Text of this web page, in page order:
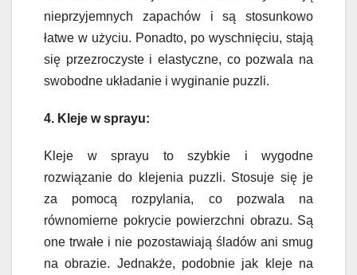
nieprzyjemnych zapachów i są stosunkowo
łatwe w użyciu. Ponadto, po wyschnięciu, stają
się przezroczyste i elastyczne, co pozwala na
swobodne układanie i wyginanie puzzli.
4. Kleje w sprayu:
Kleje w sprayu to szybkie i wygodne
rozwiązanie do klejenia puzzli. Stosuje się je
za pomocą rozpylania, co pozwala na
równomierne pokrycie powierzchni obrazu. Są
one trwałe i nie pozostawiają śladów ani smug
na obrazie. Jednakże, podobnie jak kleje na